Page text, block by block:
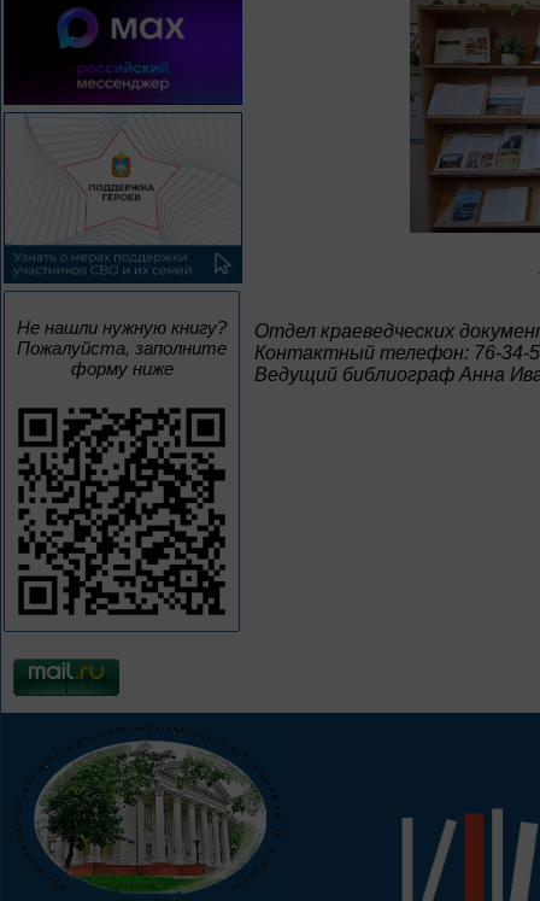
Не нашли нужную книгу?
Пожалуйста, заполните
форму ниже
Отдел краеведческих
Контактный телефон: 76-34-
Ведущий библиограф Анна